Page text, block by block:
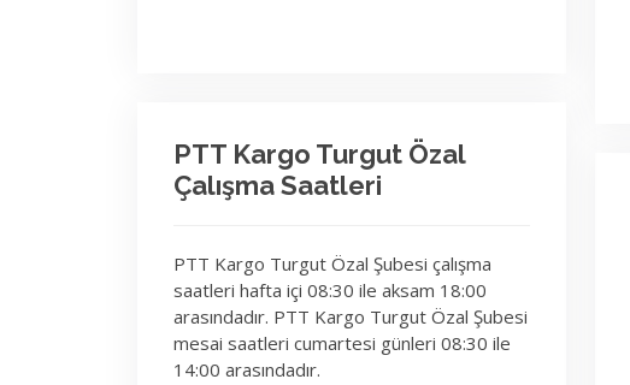
PTT Kargo Turgut Özal
Çalışma Saatleri
PTT Kargo Turgut Özal Şubesi çalışma
saatleri hafta içi 08:30 ile aksam 18:00
arasındadır. PTT Kargo Turgut Özal Şubesi
mesai saatleri cumartesi günleri 08:30 ile
14:00 arasındadır.